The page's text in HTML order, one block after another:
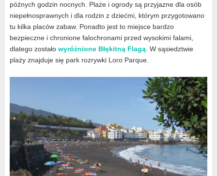
późnych godzin nocnych. Plaże i ogrody są przyjazne dla osób
niepełnosprawnych i dla rodzin z dziećmi, którym przygotowano
tu kilka placów zabaw. Ponadto jest to miejsce bardzo
bezpieczne i chronione falochronami przed wysokimi falami,
dlatego zostało wyróżnione Błękitną Flagą. W sąsiedztwie
plaży znajduje się park rozrywki Loro Parque.